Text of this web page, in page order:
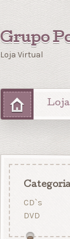
Grupo
Loja Virtual
Loja
CD`s
DVD